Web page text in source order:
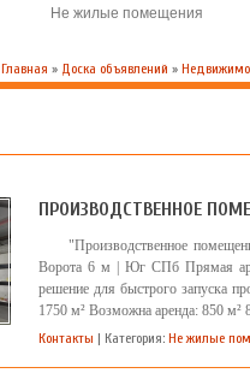
Не жилые помещения
Главная » Доска объявлений »
ПРОИЗВОДСТВЕННОЕ
"Производственное
Ворота 6 м | Юг СПб Прямая
решение для быстрого запуска
1750 м² Возможна аренда: 850 м²
Контакты | Категория: Не жилые